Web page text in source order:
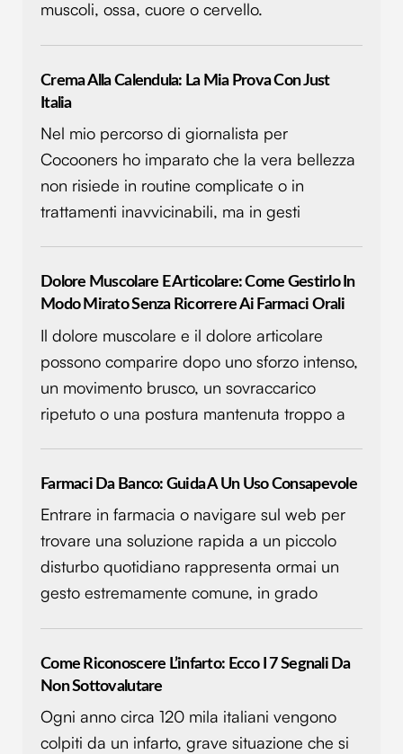
muscoli, ossa, cuore o cervello.
Crema Alla Calendula: La Mia Prova Con Just
Italia
Nel mio percorso di giornalista per
Cocooners ho imparato che la vera bellezza
non risiede in routine complicate o in
trattamenti inavvicinabili, ma in gesti
Dolore Muscolare E Articolare: Come Gestirlo In
Modo Mirato Senza Ricorrere Ai Farmaci Orali
Il dolore muscolare e il dolore articolare
possono comparire dopo uno sforzo intenso,
un movimento brusco, un sovraccarico
ripetuto o una postura mantenuta troppo a
Farmaci Da Banco: Guida A Un Uso Consapevole
Entrare in farmacia o navigare sul web per
trovare una soluzione rapida a un piccolo
disturbo quotidiano rappresenta ormai un
gesto estremamente comune, in grado
Come Riconoscere L’infarto: Ecco I 7 Segnali Da
Non Sottovalutare
Ogni anno circa 120 mila italiani vengono
colpiti da un infarto, grave situazione che si